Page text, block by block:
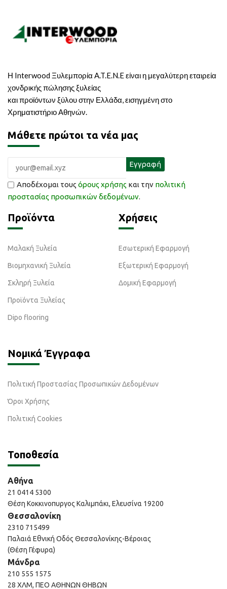
Η Interwood Ξυλεμπορία A.T.E.N.E είναι η μεγαλύτερη εταιρεία
χονδρικής πώλησης ξυλείας
και προϊόντων ξύλου στην Ελλάδα, εισηγμένη στο
Χρηματιστήριο Αθηνών.
Μάθετε πρώτοι τα νέα μας
Αποδέχομαι τους όρους χρήσης και την πολιτική
προστασίας προσωπικών δεδομένων.
Προϊόντα
Μαλακή Ξυλεία
Βιομηχανική Ξυλεία
Σκληρή Ξυλεία
Προϊόντα Ξυλείας
Dipo flooring
Χρήσεις
Εσωτερική Εφαρμογή
Εξωτερική Εφαρμογή
Δομική Εφαρμογή
Νομικά Έγγραφα
Πολιτική Προστασίας Προσωπικών Δεδομένων
Όροι Χρήσης
Πολιτική Cookies
Τοποθεσία
Αθήνα
21 0414 5300
Θέση Κοκκινοπυργος Καλιμπάκι, Ελευσίνα 19200
Θεσσαλονίκη
2310 715499
Παλαιά Εθνική Οδός Θεσσαλονίκης-Βέροιας
(Θέση Γέφυρα)
Μάνδρα
210 555 1575
28 ΧΛΜ, ΠΕΟ ΑΘΗΝΩΝ ΘΗΒΩΝ